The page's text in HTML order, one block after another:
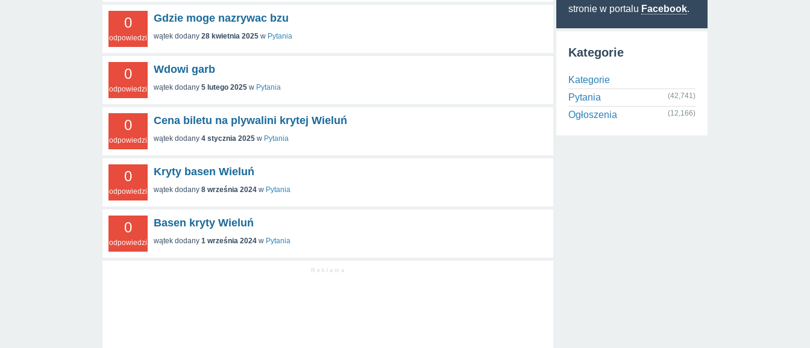
0
odpowiedzi
Gdzie moge nazrywac bzu
wątek dodany 28 kwietnia 2025 w Pytania
0
odpowiedzi
Wdowi garb
wątek dodany 5 lutego 2025 w Pytania
0
odpowiedzi
Cena biletu na plywalini krytej Wieluń
wątek dodany 4 stycznia 2025 w Pytania
0
odpowiedzi
Kryty basen Wieluń
wątek dodany 8 września 2024 w Pytania
0
odpowiedzi
Basen kryty Wieluń
wątek dodany 1 września 2024 w Pytania
R e k l a m a
stronie w portalu Facebook.
Kategorie
Kategorie
Pytania
(42,741)
Ogłoszenia (12,166)